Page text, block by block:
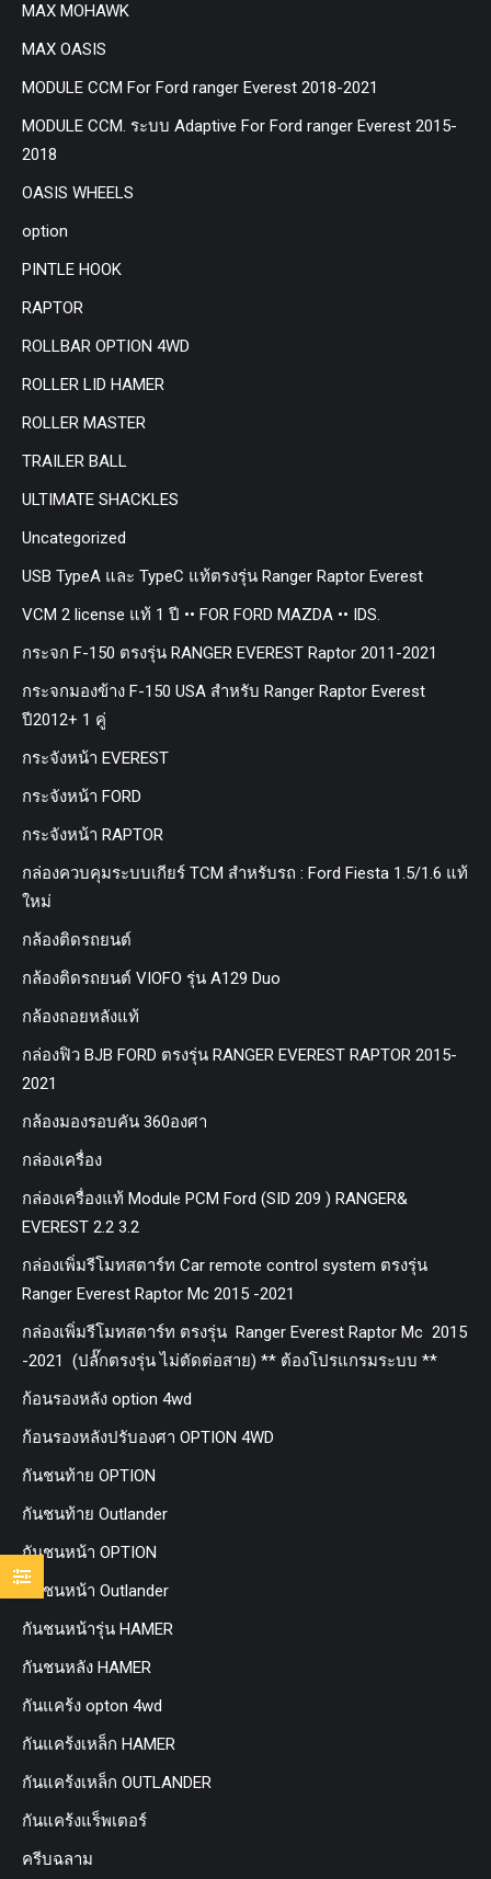
MAX MOHAWK
MAX OASIS
MODULE CCM For Ford ranger Everest 2018-2021
MODULE CCM. ระบบ Adaptive For Ford ranger Everest 2015-
2018
OASIS WHEELS
option
PINTLE HOOK
RAPTOR
ROLLBAR OPTION 4WD
ROLLER LID HAMER
ROLLER MASTER
TRAILER BALL
ULTIMATE SHACKLES
Uncategorized
USB TypeA และ TypeC แท้ตรงรุ่น Ranger Raptor Everest
VCM 2 license แท้ 1 ปี •• FOR FORD MAZDA •• IDS.
กระจก F-150 ตรงรุ่น RANGER EVEREST Raptor 2011-2021
กระจกมองข้าง F-150 USA สำหรับ Ranger Raptor Everest
ปี2012+ 1 คู่
กระจังหน้า EVEREST
กระจังหน้า FORD
กระจังหน้า RAPTOR
กล่องควบคุมระบบเกียร์ TCM สำหรับรถ : Ford Fiesta 1.5/1.6 แท้
ใหม่
กล้องติดรถยนต์
กล้องติดรถยนต์ VIOFO รุ่น A129 Duo
กล้องถอยหลังแท้
กล่องฟิว BJB FORD ตรงรุ่น RANGER EVEREST RAPTOR 2015-
2021
กล้องมองรอบคัน 360องศา
กล่องเครื่อง
กล่องเครื่องแท้ Module PCM Ford (SID 209 ) RANGER&
EVEREST 2.2 3.2
กล่องเพิ่มรีโมทสตาร์ท Car remote control system ตรงรุ่น
Ranger Everest Raptor Mc 2015 -2021
กล่องเพิ่มรีโมทสตาร์ท ตรงรุ่น Ranger Everest Raptor Mc 2015
-2021 (ปลั๊กตรงรุ่น ไม่ตัดต่อสาย) ** ต้องโปรแกรมระบบ **
ก้อนรองหลัง option 4wd
ก้อนรองหลังปรับองศา OPTION 4WD
กันชนท้าย OPTION
กันชนท้าย Outlander
กันชนหน้า OPTION
กันชนหน้า Outlander
กันชนหน้ารุ่น HAMER
กันชนหลัง HAMER
กันแคร้ง opton 4wd
กันแคร้งเหล็ก HAMER
กันแคร้งเหล็ก OUTLANDER
กันแคร้งแร็พเตอร์
ครีบฉลาม